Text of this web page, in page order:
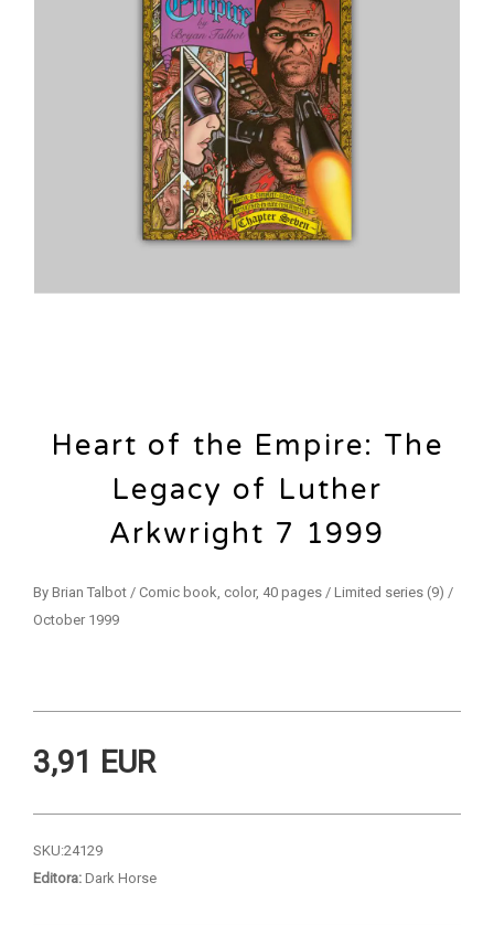
Heart of the Empire: The
Legacy of Luther
Arkwright 7 1999
By Brian Talbot / Comic book, color, 40 pages / Limited series (9) /
October 1999
3,91 EUR
SKU:24129
Editora: Dark Horse